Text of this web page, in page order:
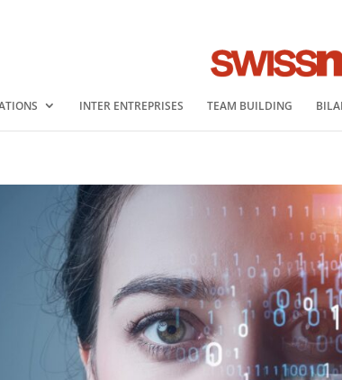
INTER ENTREPRISES TEAM BUILDING